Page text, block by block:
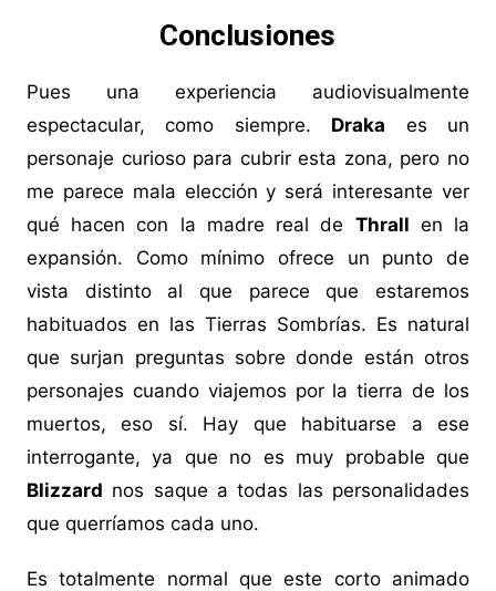
Conclusiones
Pues una experiencia audiovisualmente
espectacular, como siempre. Draka es un
personaje curioso para cubrir esta zona, pero no
me parece mala elección y será interesante ver
qué hacen con la madre real de Thrall en la
expansión. Como mínimo ofrece un punto de
vista distinto al que parece que estaremos
habituados en las Tierras Sombrías. Es natural
que surjan preguntas sobre donde están otros
personajes cuando viajemos por la tierra de los
muertos, eso sí. Hay que habituarse a ese
interrogante, ya que no es muy probable que
Blizzard nos saque a todas las personalidades
que querríamos cada uno.
Es totalmente normal que este corto animado